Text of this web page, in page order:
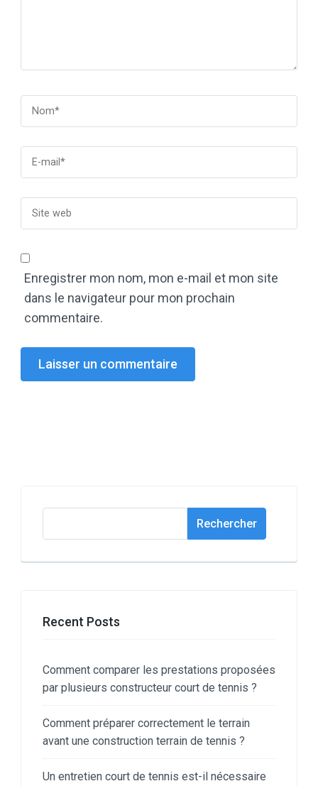
Enregistrer mon nom, mon e-mail et mon site
dans le navigateur pour mon prochain
commentaire.
Rechercher
Recent Posts
Comment comparer les prestations proposées
par plusieurs constructeur court de tennis ?
Comment préparer correctement le terrain
avant une construction terrain de tennis ?
Un entretien court de tennis est-il nécessaire